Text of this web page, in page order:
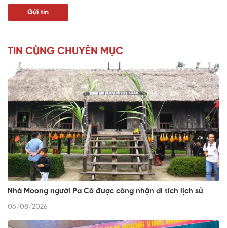
TIN CÙNG CHUYÊN MỤC
Nhà Moong người Pa Cô được công nhận di tích lịch sử
06/08/2026